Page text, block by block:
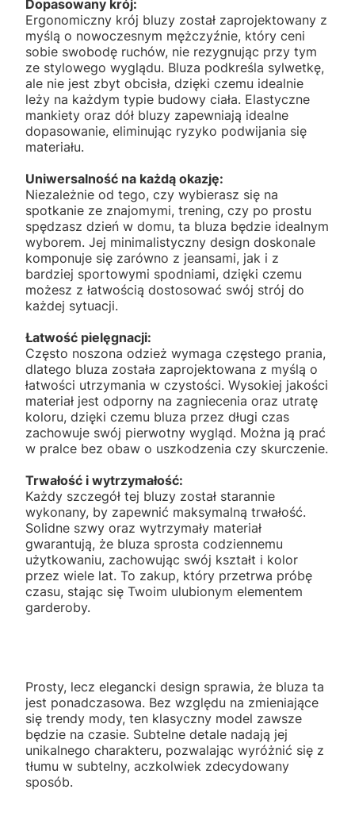
Dopasowany krój:
Ergonomiczny krój bluzy został zaprojektowany z
myślą o nowoczesnym mężczyźnie, który ceni
sobie swobodę ruchów, nie rezygnując przy tym
ze stylowego wyglądu. Bluza podkreśla sylwetkę,
ale nie jest zbyt obcisła, dzięki czemu idealnie
leży na każdym typie budowy ciała. Elastyczne
mankiety oraz dół bluzy zapewniają idealne
dopasowanie, eliminując ryzyko podwijania się
materiału.
Uniwersalność na każdą okazję:
Niezależnie od tego, czy wybierasz się na
spotkanie ze znajomymi, trening, czy po prostu
spędzasz dzień w domu, ta bluza będzie idealnym
wyborem. Jej minimalistyczny design doskonale
komponuje się zarówno z jeansami, jak i z
bardziej sportowymi spodniami, dzięki czemu
możesz z łatwością dostosować swój strój do
każdej sytuacji.
Łatwość pielęgnacji:
Często noszona odzież wymaga częstego prania,
dlatego bluza została zaprojektowana z myślą o
łatwości utrzymania w czystości. Wysokiej jakości
materiał jest odporny na zagniecenia oraz utratę
koloru, dzięki czemu bluza przez długi czas
zachowuje swój pierwotny wygląd. Można ją prać
w pralce bez obaw o uszkodzenia czy skurczenie.
Trwałość i wytrzymałość:
Każdy szczegół tej bluzy został starannie
wykonany, by zapewnić maksymalną trwałość.
Solidne szwy oraz wytrzymały materiał
gwarantują, że bluza sprosta codziennemu
użytkowaniu, zachowując swój kształt i kolor
przez wiele lat. To zakup, który przetrwa próbę
czasu, stając się Twoim ulubionym elementem
garderoby.
Prosty, lecz elegancki design sprawia, że bluza ta
jest ponadczasowa. Bez względu na zmieniające
się trendy mody, ten klasyczny model zawsze
będzie na czasie. Subtelne detale nadają jej
unikalnego charakteru, pozwalając wyróżnić się z
tłumu w subtelny, aczkolwiek zdecydowany
sposób.